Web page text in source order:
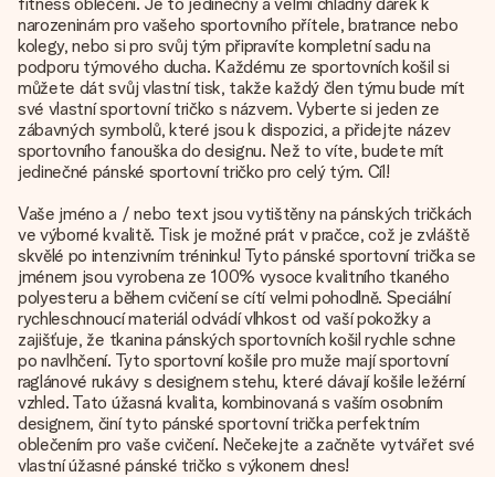
narozeninám pro vašeho sportovního přítele, bratrance nebo
kolegy, nebo si pro svůj tým připravíte kompletní sadu na
podporu týmového ducha. Každému ze sportovních košil si
můžete dát svůj vlastní tisk, takže každý člen týmu bude mít
své vlastní sportovní tričko s názvem. Vyberte si jeden ze
zábavných symbolů, které jsou k dispozici, a přidejte název
sportovního fanouška do designu. Než to víte, budete mít
jedinečné pánské sportovní tričko pro celý tým. Cíl!
Vaše jméno a / nebo text jsou vytištěny na pánských tričkách
ve výborné kvalitě. Tisk je možné prát v pračce, což je zvláště
skvělé po intenzivním tréninku! Tyto pánské sportovní trička se
jménem jsou vyrobena ze 100% vysoce kvalitního tkaného
polyesteru a během cvičení se cítí velmi pohodlně. Speciální
rychleschnoucí materiál odvádí vlhkost od vaší pokožky a
zajišťuje, že tkanina pánských sportovních košil rychle schne
po navlhčení. Tyto sportovní košile pro muže mají sportovní
raglánové rukávy s designem stehu, které dávají košile ležérní
vzhled. Tato úžasná kvalita, kombinovaná s vaším osobním
designem, činí tyto pánské sportovní trička perfektním
oblečením pro vaše cvičení. Nečekejte a začněte vytvářet své
vlastní úžasné pánské tričko s výkonem dnes!